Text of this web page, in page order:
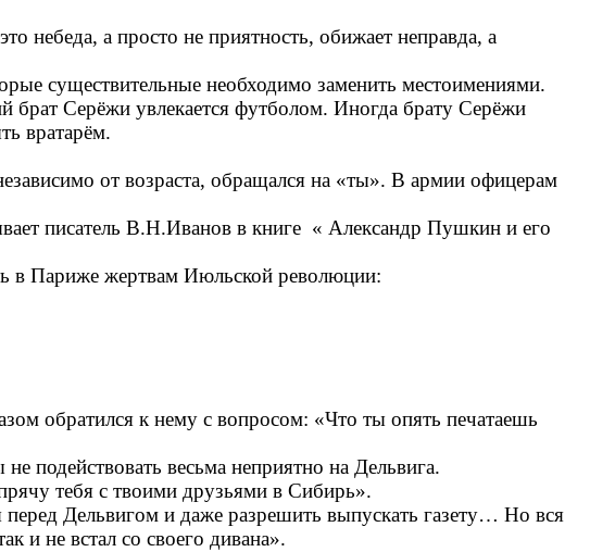
небеда, а просто не приятность, обижает неправда, а
существительные необходимо заменить местоимениями.
Серёжи увлекается футболом. Иногда брату Серёжи
вратарём.
от возраста, обращался на «ты». В армии офицерам
писатель В.Н.Иванов в книге « Александр Пушкин и его
в Париже жертвам Июльской революции:
обратился к нему с вопросом: «Что ты опять печатаешь
подействовать весьма неприятно на Дельвига.
тебя с твоими друзьями в Сибирь».
Дельвигом и даже разрешить выпускать газету… Но вся
и не встал со своего дивана».